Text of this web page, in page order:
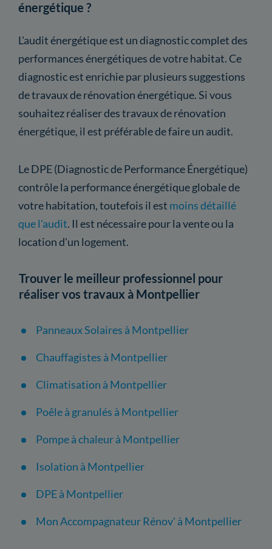
énergétique ?
L'audit énergétique est un diagnostic complet des
performances énergétiques de votre habitat. Ce
diagnostic est enrichie par plusieurs suggestions
de travaux de rénovation énergétique. Si vous
souhaitez réaliser des travaux de rénovation
énergétique, il est préférable de faire un audit.
Le DPE (Diagnostic de Performance Énergétique)
contrôle la performance énergétique globale de
votre habitation, toutefois il est moins détaillé
que l'audit. Il est nécessaire pour la vente ou la
location d'un logement.
Trouver le meilleur professionnel pour
réaliser vos travaux à Montpellier
Panneaux Solaires à Montpellier
Chauffagistes à Montpellier
Climatisation à Montpellier
Poêle à granulés à Montpellier
Pompe à chaleur à Montpellier
Isolation à Montpellier
DPE à Montpellier
Mon Accompagnateur Rénov' à Montpellier